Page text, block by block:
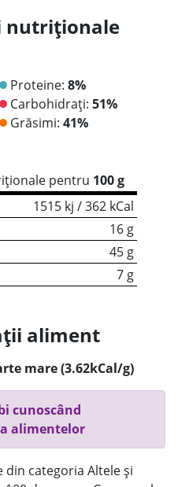
nutriționale
Proteine: 8%
Carbohidrați: 51%
Grăsimi: 41%
pentru 100 g
1515 kj / 362 kCal
16 g
45 g
7 g
aliment
mare (3.62kCal/g)
cunoscând
alimentelor
din categoria Altele și